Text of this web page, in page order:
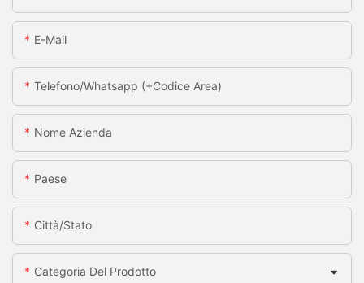
E-Mail
Telefono/whatsapp (+codice Area)
Nome Azienda
Paese
Città/stato
Categoria Del Prodotto